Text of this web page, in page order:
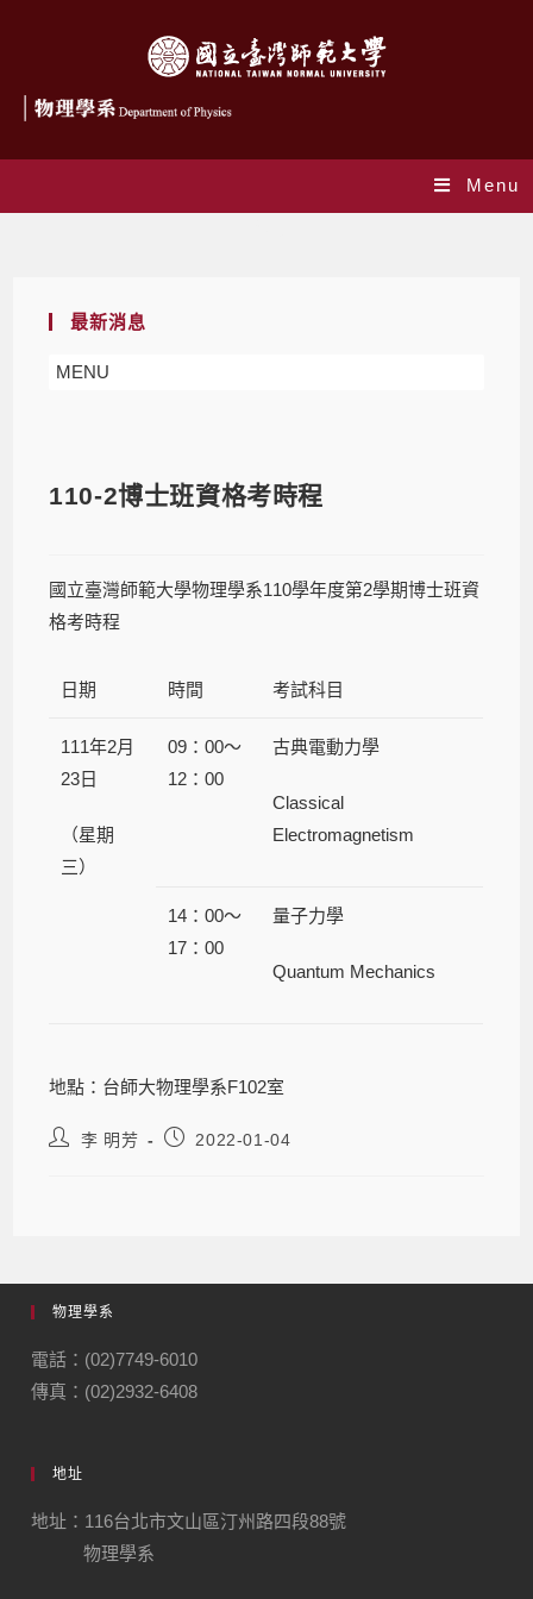
Menu
最新消息
MENU
110-2博士班資格考時程
國立臺灣師範大學物理學系110學年度第2學期博士班資
格考時程
日期 時間 考試科目
111年2月
23日
（星期
三）
09：00～
12：00
古典電動力學
Classical
Electromagnetism
14：00～
17：00
量子力學
Quantum Mechanics
地點：台師大物理學系F102室
李 明芳 2022-01-04
物理學系
電話：(02)7749-6010
傳真：(02)2932-6408
地址
地址：116台北市文山區汀州路四段88號
物理學系